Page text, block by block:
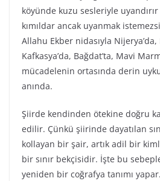
köyünde kuzu sesleriyle
kımıldar ancak uyanmak
Allahu Ekber nidasıyla Nijerya’da,
Kafkasya’da, Bağdat’ta, Mavi
mücadelenin ortasında derin
anında.
Şiirde kendinden ötekine doğru
edilir. Çünkü şiirinde dayatılan
kollayan bir şair, artık adil bir
bir sınır bekçisidir. İşte bu
yeniden bir coğrafya tanımı